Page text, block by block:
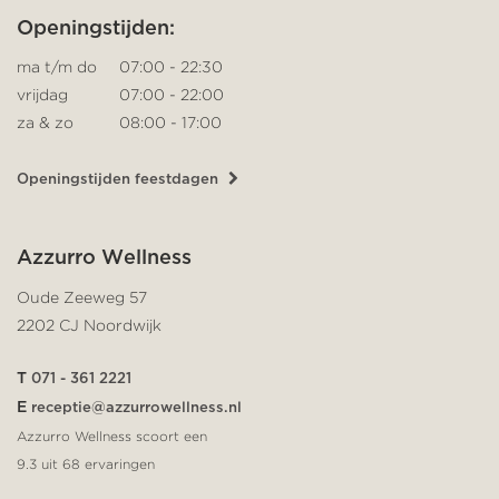
Openingstijden:
ma t/m do
07:00 - 22:30
vrijdag
07:00 - 22:00
za & zo
08:00 - 17:00
Openingstijden feestdagen
Azzurro Wellness
Oude Zeeweg 57
2202 CJ Noordwijk
T 071 - 361 2221
E receptie@azzurrowellness.nl
Azzurro Wellness scoort een
9.3 uit 68 ervaringen